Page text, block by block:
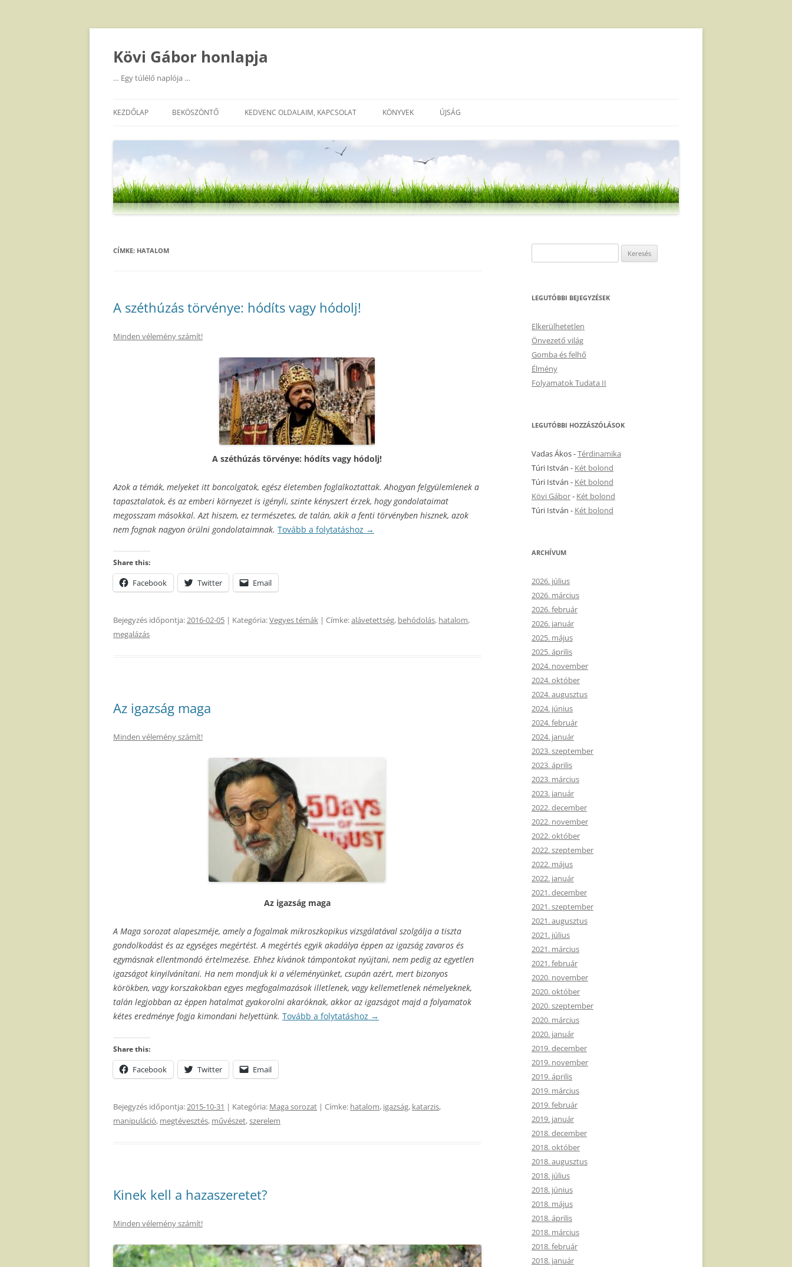
Kilépés
tartalomba
Kövi Gábor honlapja
… Egy túlélő naplója …
KEZDŐLAP BEKÖSZÖNTŐ KEDVENC OLDALAIM, KAPCSOLAT KÖNYVEK ÚJSÁG
CÍMKE: HATALOM
A széthúzás törvénye: hódíts vagy hódolj!
Minden vélemény számít!
A széthúzás törvénye: hódíts vagy hódolj!
Azok a témák, melyeket itt boncolgatok, egész életemben foglalkoztattak. Ahogyan felgyülemlenek a
tapasztalatok, és az emberi környezet is igényli, szinte kényszert érzek, hogy gondolataimat
megosszam másokkal. Azt hiszem, ez természetes, de talán, akik a fenti törvényben hisznek, azok
nem fognak nagyon örülni gondolataimnak. Tovább a folytatáshoz →
Share this:
Facebook Twitter Email
Bejegyzés időpontja:2016-02-05 | Kategória:Vegyes témák | Címke:alávetettség, behódolás, hatalom,
megalázás
Az igazság maga
Minden vélemény számít!
Az igazság maga
A Maga sorozat alapeszméje, amely a fogalmak mikroszkopikus vizsgálatával szolgálja a tiszta
gondolkodást és az egységes megértést. A megértés egyik akadálya éppen az igazság zavaros és
egymásnak ellentmondó értelmezése. Ehhez kívánok támpontokat nyújtani, nem pedig az egyetlen
igazságot kinyilvánítani. Ha nem mondjuk ki a véleményünket, csupán azért, mert bizonyos
körökben, vagy korszakokban egyes megfogalmazások illetlenek, vagy kellemetlenek némelyeknek,
talán legjobban az éppen hatalmat gyakorolni akaróknak, akkor az igazságot majd a folyamatok
kétes eredménye fogja kimondani helyettünk. Tovább a folytatáshoz →
Share this:
Facebook Twitter Email
Bejegyzés időpontja:2015-10-31 | Kategória: Maga sorozat | Címke: hatalom, igazság, katarzis,
manipuláció, megtévesztés, művészet,szerelem
Kinek kell a hazaszeretet?
Minden vélemény számít!
LEGUTÓBBI BEJEGYZÉSEK
Elkerülhetetlen
Önvezető világ
Gomba és felhő
Élmény
Folyamatok Tudata II
LEGUTÓBBI HOZZÁSZÓLÁSOK
Vadas Ákos-Térdinamika
Túri István - Két bolond
Túri István - Két bolond
Kövi Gábor- Két bolond
Túri István - Két bolond
ARCHÍVUM
2026. július
2026. március
2026. február
2026. január
2025. május
2025. április
2024. november
2024. október
2024. augusztus
2024. június
2024. február
2024. január
2023. szeptember
2023. április
2023. március
2023. január
2022. december
2022. november
2022. október
2022. szeptember
2022. május
2022. január
2021. december
2021. szeptember
2021. augusztus
2021. július
2021. március
2021. február
2020. november
2020. október
2020. szeptember
2020. március
2020. január
2019. december
2019. november
2019. április
2019. március
2019. február
2019. január
2018. december
2018. október
2018. augusztus
2018. július
2018. június
2018. május
2018. április
2018. március
2018. február
2018. január